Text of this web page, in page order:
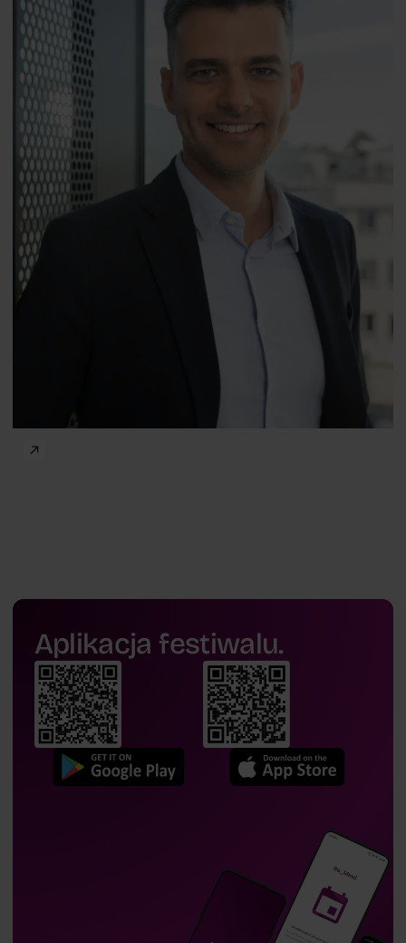
prof.
Michał Jaśkiewicz
prof.
Jan Kazak
Aplikacja festiwalu.